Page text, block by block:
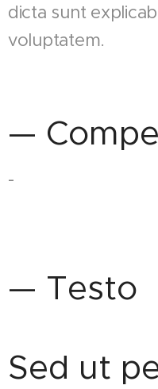
dicta sunt
voluptatem.
—
-
— Testo
Sed ut